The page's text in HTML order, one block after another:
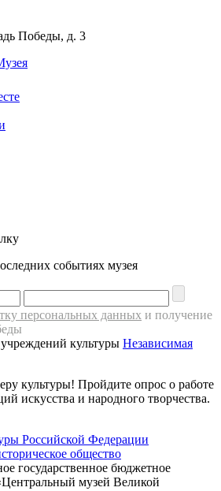
Победы, д. 3
событиях музея
персональных данных и получение
культуры Независимая
культуры! Пройдите опрос о работе
искусства и народного творчества.
государственное бюджетное
музей Великой